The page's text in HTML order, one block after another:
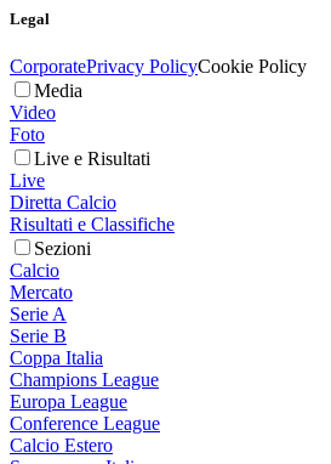
Legal
CorporatePrivacy PolicyCookie Policy
Media
Video
Foto
Live e Risultati
Live
Diretta Calcio
Risultati e Classifiche
Sezioni
Calcio
Mercato
Serie A
Serie B
Coppa Italia
Champions League
Europa League
Conference League
Calcio Estero